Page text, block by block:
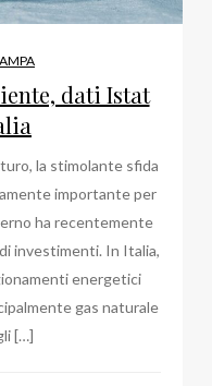
dati Istat
la stimolante sfida
importante per
ha recentemente
investimenti. In Italia,
energetici
gas naturale
[…]